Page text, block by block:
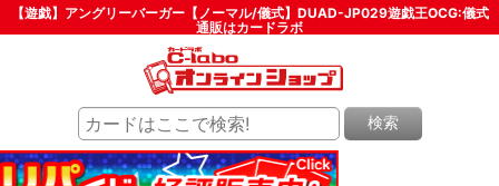
【遊戯】アングリーバーガー【ノーマル/儀式】DUAD-JP029遊戯王OCG:儀式
通販はカードラボ
検索